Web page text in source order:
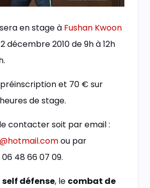
en stage à Fushan Kwoon
décembre 2010 de 9h à 12h
et 70 € sur
de stage.
contacter soit par email :
ou par
48 66 07 09.
self défense, le combat de